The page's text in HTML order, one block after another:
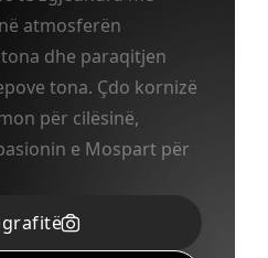
atmosferën
dhe paraqitjen
tona. Çdo kornizë
për cilësinë,
e Mospart për